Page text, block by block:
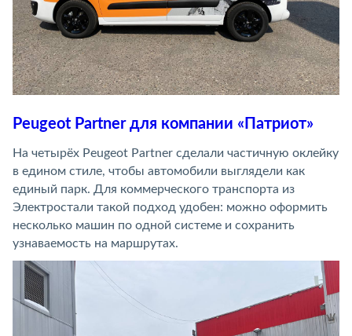
Peugeot Partner для компании «Патриот»
На четырёх Peugeot Partner сделали частичную оклейку
в едином стиле, чтобы автомобили выглядели как
единый парк. Для коммерческого транспорта из
Электростали такой подход удобен: можно оформить
несколько машин по одной системе и сохранить
узнаваемость на маршрутах.